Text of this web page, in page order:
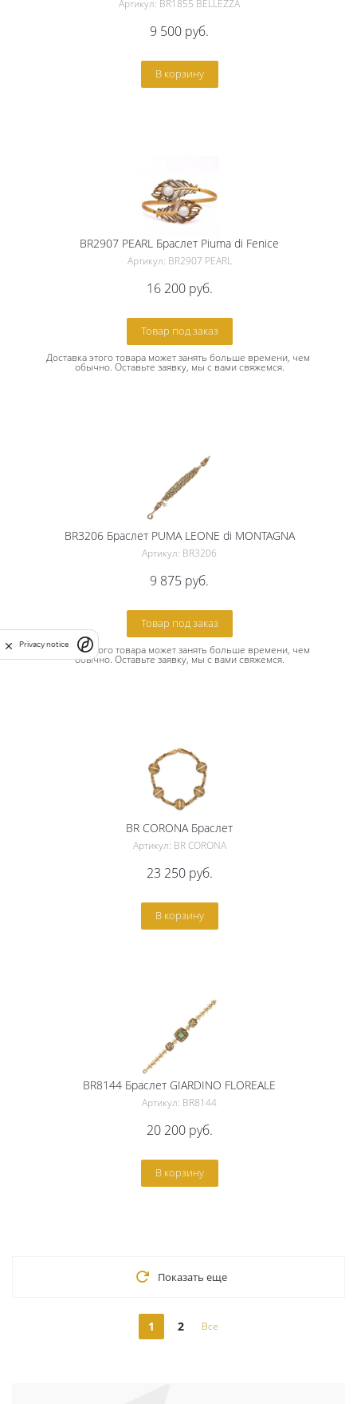
Артикул: BR1855 BELLEZZA
9 500 руб.
В корзину
BR2907 PEARL Браслет Piuma di Fenice
Артикул: BR2907 PEARL
16 200руб.
Товар под заказ
Доставка этого товара может занять больше времени, чем
обычно. Оставьте заявку, мы с вами свяжемся.
BR3206 Браслет PUMA LEONE di MONTAGNA
Артикул: BR3206
9 875 руб.
Товар под заказ
Доставка этого товара может занять больше времени, чем
обычно. Оставьте заявку, мы с вами свяжемся.
BR CORONA Браслет
Артикул: BR CORONA
23 250руб.
В корзину
BR8144 Браслет GIARDINO FLOREALE
Артикул: BR8144
20 200руб.
В корзину
Показать еще
1 2 Все
Privacy notice